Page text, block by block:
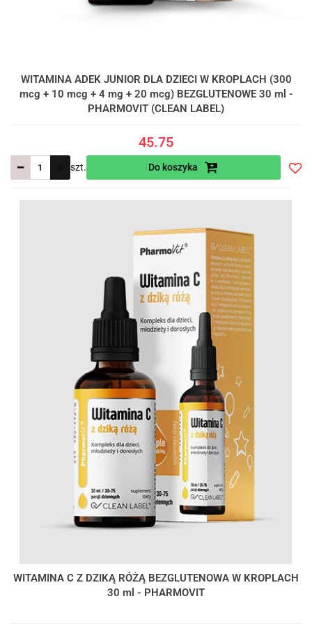
WITAMINA ADEK JUNIOR DLA DZIECI W KROPLACH (300
mcg + 10 mcg + 4 mg + 20 mcg) BEZGLUTENOWE 30 ml -
PHARMOVIT (CLEAN LABEL)
45.75
szt. Do koszyka
WITAMINA C Z DZIKĄ RÓŻĄ BEZGLUTENOWA W KROPLACH
30 ml - PHARMOVIT